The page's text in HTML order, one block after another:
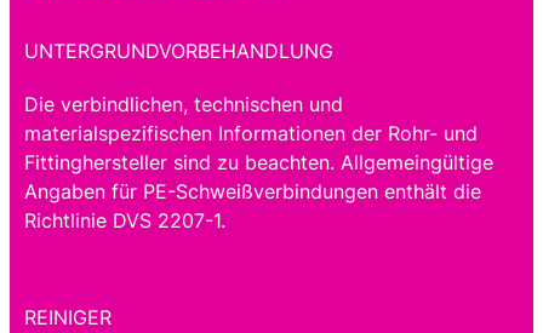
UNTERGRUNDVORBEHANDLUNG
Die verbindlichen, technischen und
materialspezifischen Informationen der Rohr- und
Fittinghersteller sind zu beachten. Allgemeingültige
Angaben für PE-Schweißverbindungen enthält die
Richtlinie DVS 2207-1.
REINIGER